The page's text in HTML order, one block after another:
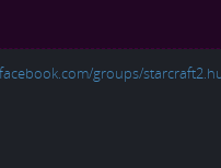
groups/